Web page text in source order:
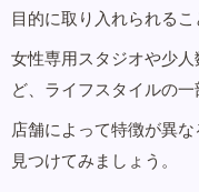
目的に取り入れられるこ
女性専用スタジオや少
ど、ライフスタイルの一
店舗によって特徴が異
見つけてみましょう。